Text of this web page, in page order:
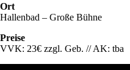
Ort
Hallenbad – Große Bühne
Preise
VVK: 23€ zzgl. Geb. // AK: tba